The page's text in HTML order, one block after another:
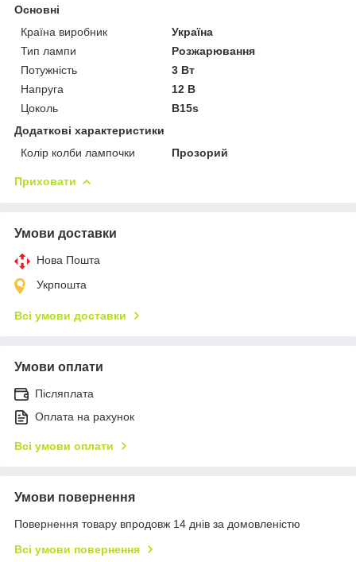
Основні
Країна виробник
Україна
Тип лампи
Розжарювання
Потужність
3 Вт
Напруга
12 В
Цоколь
B15s
Додаткові характеристики
Колір колби лампочки
Прозорий
Приховати
Умови доставки
Нова Пошта
Укрпошта
Всі умови доставки
Умови оплати
Післяплата
Оплата на рахунок
Всі умови оплати
Умови повернення
Повернення товару впродовж 14 днів за домовленістю
Всі умови повернення